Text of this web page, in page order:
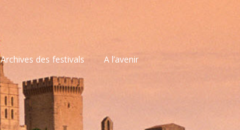
Archives des festivals A l’avenir